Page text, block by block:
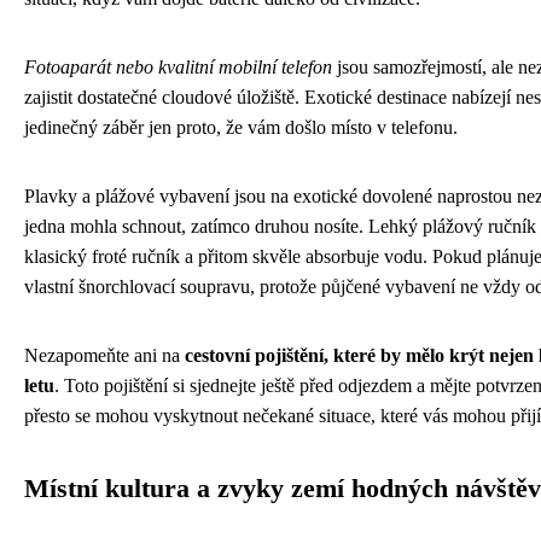
Fotoaparát nebo kvalitní mobilní telefon jsou samozřejmostí, ale
zajistit dostatečné cloudové úložiště. Exotické destinace nabízejí
jedinečný záběr jen proto, že vám došlo místo v telefonu.
Plavky a plážové vybavení jsou na exotické dovolené naprostou
jedna mohla schnout, zatímco druhou nosíte. Lehký plážový
klasický froté ručník a přitom skvěle absorbuje vodu. Pokud
vlastní šnorchlovací soupravu, protože půjčené vybavení ne vždy
Nezapomeňte ani na cestovní pojištění, které by mělo krýt nejen
letu. Toto pojištění si sjednejte ještě před odjezdem a mějte
přesto se mohou vyskytnout nečekané situace, které vás mohou
Místní kultura a zvyky zemí hodných